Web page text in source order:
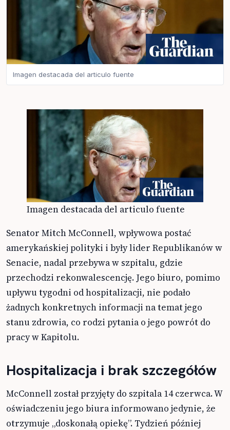
Imagen destacada del articulo fuente
Imagen destacada del articulo fuente
Senator Mitch McConnell, wpływowa postać
amerykańskiej polityki i były lider Republikanów w
Senacie, nadal przebywa w szpitalu, gdzie
przechodzi rekonwalescencję. Jego biuro, pomimo
upływu tygodni od hospitalizacji, nie podało
żadnych konkretnych informacji na temat jego
stanu zdrowia, co rodzi pytania o jego powrót do
pracy w Kapitolu.
Hospitalizacja i brak szczegółów
McConnell został przyjęty do szpitala 14 czerwca. W
oświadczeniu jego biura informowano jedynie, że
otrzymuje „doskonałą opiekę”. Tydzień później